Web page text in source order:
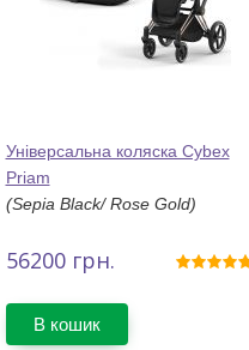
Універсальна коляска Cybex
Priam
(Sepia Black/ Rose Gold)
56200грн.
В кошик